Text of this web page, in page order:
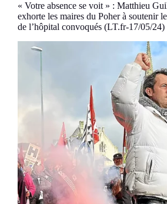
« Votre absence se voit » : Matthieu
exhorte les maires du Poher à soutenir
de l’hôpital convoqués (LT.fr-17/05/24)